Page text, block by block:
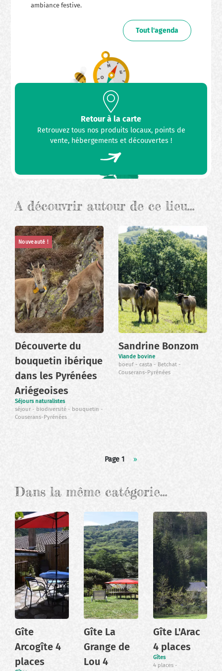
ambiance festive.
Tout l'agenda
Retour à la carte
Retrouvez tous nos produits locaux, points de
vente, hébergements et découvertes !
A découvrir autour de ce lieu…
Nouveauté !
Découverte du
bouquetin ibérique
dans les Pyrénées
Ariégeoises
Séjours naturalistes
séjour
biodiversité
bouquetin
Couserans-Pyrénées
Sandrine Bonzom
Viande bovine
boeuf
casta
Betchat
Couserans-Pyrénées
Page 1
Page
››
Dans la même catégorie…
Gîte
Arcogîte 4
places
Gîte La
Grange de
Lou 4
Gîte L'Arac
4 places
Gîtes
4 places